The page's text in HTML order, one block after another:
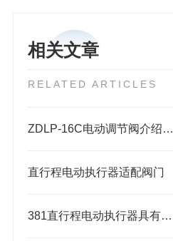
相关文章
RELATED ARTICLES
ZDLP-16C电动调节阀介绍及参数
直行程电动执行器适配阀门
381直行程电动执行器具有结构紧凑、响应速度快等特点